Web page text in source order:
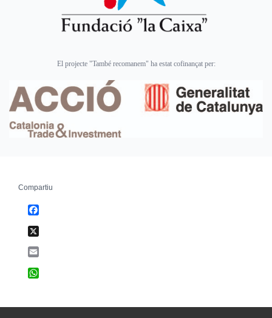
El projecte "També recomanem" ha estat cofinançat per:
Compartiu